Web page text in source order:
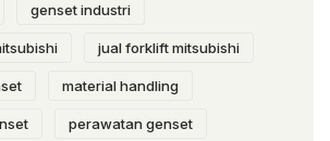
genset industri
jual forklift mitsubishi
material handling
perawatan genset